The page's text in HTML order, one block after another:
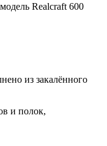
Realcraft 600
из закалённого
и полок,